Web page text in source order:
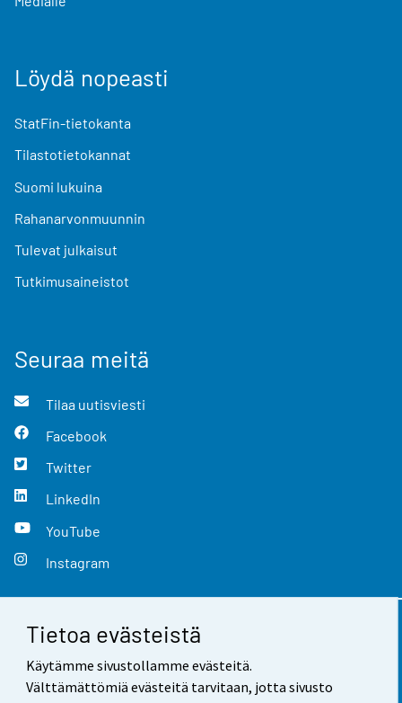
Tietoa evästeistä
Käytämme sivustollamme evästeitä.
Välttämättömiä evästeitä tarvitaan, jotta sivusto
Löydä nopeasti
StatFin-tietokanta
Tilastotietokannat
Suomi lukuina
Rahanarvonmuunnin
Tulevat julkaisut
Tutkimusaineistot
Seuraa meitä
Tilaa uutisviesti
Facebook
Twitter
LinkedIn
YouTube
Instagram
Yhteystiedot
Palaute